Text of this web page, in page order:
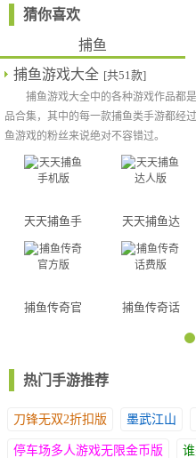
4、选好数量，点击出售；
5、交易完毕。
玩法技巧
界面中的各个功能按钮和信息
按钮功能分别是提高炮弹等级
3、在炮台周围还有一些功能操
炮弹攻击不同的鱼，操作方法
时候大家一定要清楚每种不同鱼
般来说都是分值越高捕捉成功率
猜你喜欢
捕鱼
捕鱼游戏大全 [共51款]
捕鱼游戏大全中的各种游戏作品都
品合集，其中的每一款捕鱼类手游都经
鱼游戏的粉丝来说绝对不容错过。
天天捕鱼手
天天捕鱼达
捕鱼传奇官
捕鱼传奇话
热门手游推荐
刀锋无双2折扣版 墨武江山
停车场多人游戏无限金币版